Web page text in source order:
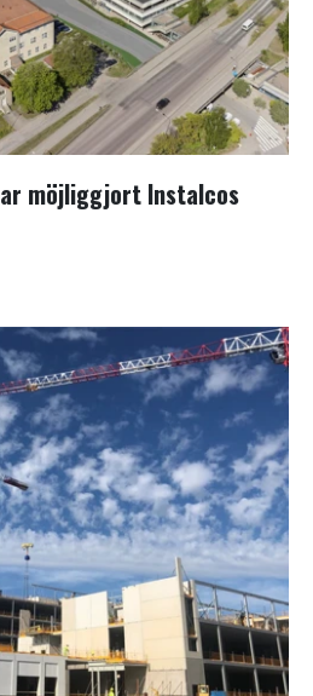
möjliggjort Instalcos